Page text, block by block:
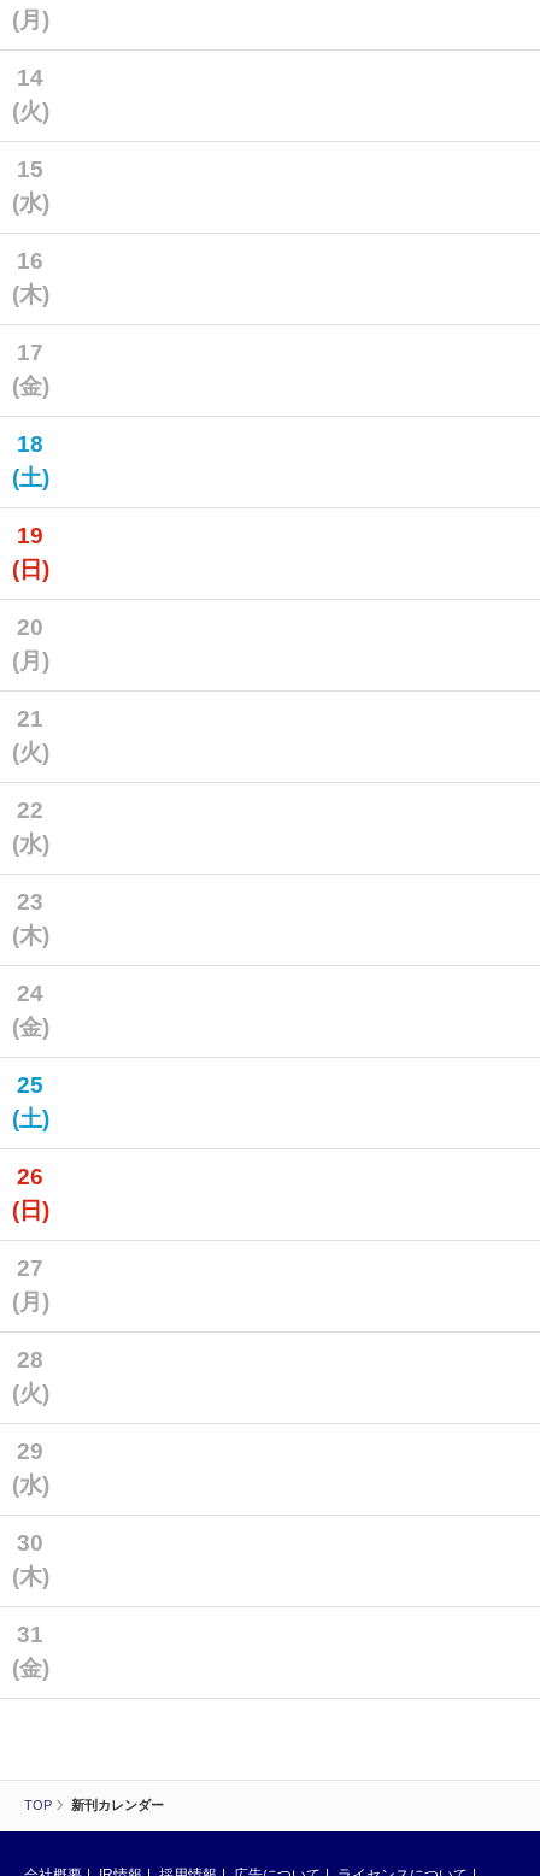
TOP 新刊カレンダー
(月)
14
(火)
15
(水)
16
(木)
17
(金)
18
(土)
19
(日)
20
(月)
21
(火)
22
(水)
23
(木)
24
(金)
25
(土)
26
(日)
27
(月)
28
(火)
29
(水)
30
(木)
31
(金)